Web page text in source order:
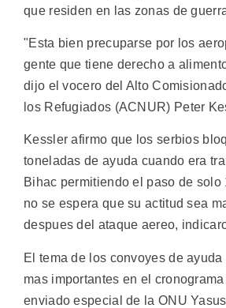
que residen en las zonas de
"Esta bien precuparse por los
gente que tiene derecho a
dijo el vocero del Alto
los Refugiados (ACNUR) Peter
Kessler afirmo que los serbios
toneladas de ayuda cuando era
Bihac permitiendo el paso de solo
no se espera que su actitud sea
despues del ataque aereo,
El tema de los convoyes de
mas importantes en el
enviado especial de la ONU